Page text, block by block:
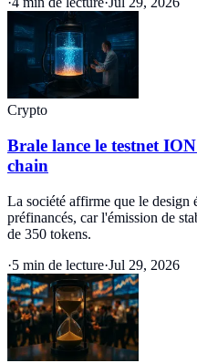
Crypto
Brale lance le testnet
chain
La société affirme que le design
préfinancés, car l'émission de
de 350 tokens.
·5 min de lecture·Jul 29, 2026